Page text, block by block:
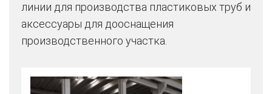
линии для производства пластиковых труб и
аксессуары для дооснащения
производственного участка.